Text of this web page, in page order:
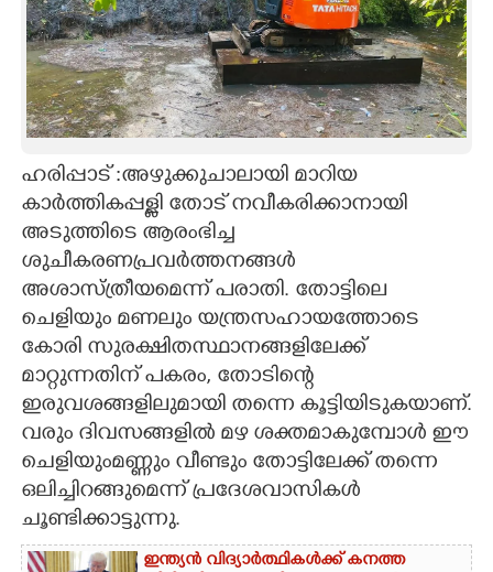
INFO+
ART
CARTOONS
LITERATURE
ZOOM
CONTACT US
ഹരിപ്പാട് :അഴുക്കുചാലായി മാറിയ
കാർത്തികപ്പള്ളി തോട് നവീകരിക്കാനായി
അടുത്തിടെ ആരംഭിച്ച
ശുചീകരണപ്രവർത്തനങ്ങൾ
അശാസ്ത്രീയമെന്ന് പരാതി. തോട്ടിലെ
ചെളിയും മണലും യന്ത്രസഹായത്തോടെ
കോരി സുരക്ഷിതസ്ഥാനങ്ങളിലേക്ക്
മാറ്റുന്നതിന് പകരം, തോടിന്റെ
ഇരുവശങ്ങളിലുമായി തന്നെ കൂട്ടിയിടുകയാണ്.
വരും ദിവസങ്ങളിൽ മഴ ശക്തമാകുമ്പോൾ ഈ
ചെളിയുംമണ്ണും വീണ്ടും തോട്ടിലേക്ക് തന്നെ
ഒലിച്ചിറങ്ങുമെന്ന് പ്രദേശവാസികൾ
ചൂണ്ടിക്കാട്ടുന്നു.
ഇന്ത്യൻ വിദ്യാർത്ഥികൾക്ക് കനത്ത